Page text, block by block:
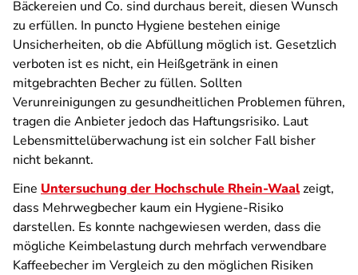
Bäckereien und Co. sind durchaus bereit, diesen Wunsch
zu erfüllen. In puncto Hygiene bestehen einige
Unsicherheiten, ob die Abfüllung möglich ist. Gesetzlich
verboten ist es nicht, ein Heißgetränk in einen
mitgebrachten Becher zu füllen. Sollten
Verunreinigungen zu gesundheitlichen Problemen führen,
tragen die Anbieter jedoch das Haftungsrisiko. Laut
Lebensmittelüberwachung ist ein solcher Fall bisher
nicht bekannt.
Eine Untersuchung der Hochschule Rhein-Waalzeigt,
dass Mehrwegbecher kaum ein Hygiene-Risiko
darstellen. Es konnte nachgewiesen werden, dass die
mögliche Keimbelastung durch mehrfach verwendbare
Kaffeebecher im Vergleich zu den möglichen Risiken